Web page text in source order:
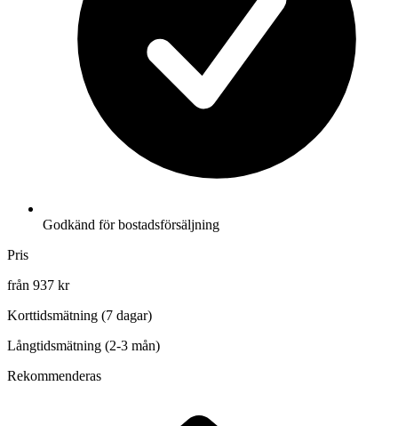
Godkänd för bostadsförsäljning
Pris
från 937 kr
Korttidsmätning (7 dagar)
Långtidsmätning (2-3 mån)
Rekommenderas